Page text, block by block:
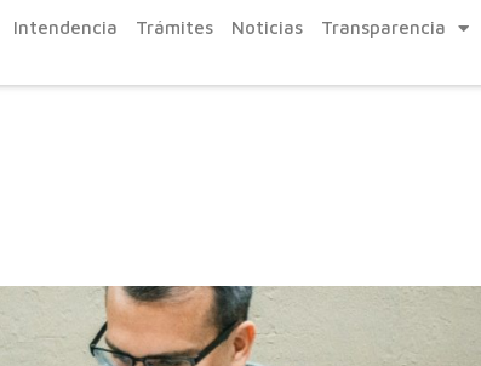
Intendencia Trámites Noticias Transparencia